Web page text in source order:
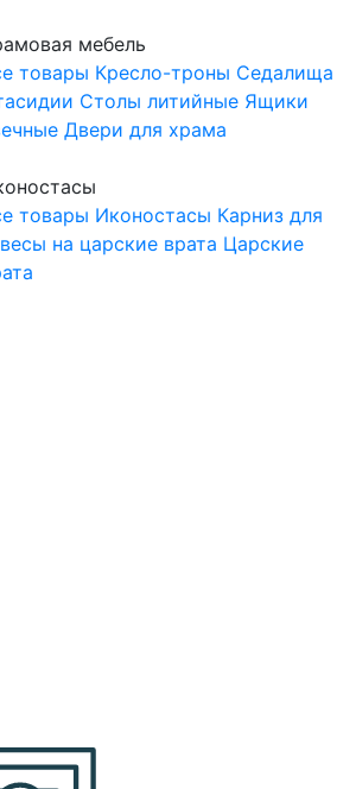
мебель
товары Кресло-троны Седалища
Столы литийные Ящики
Двери для храма
товары Иконостасы Карниз для
на царские врата Царские